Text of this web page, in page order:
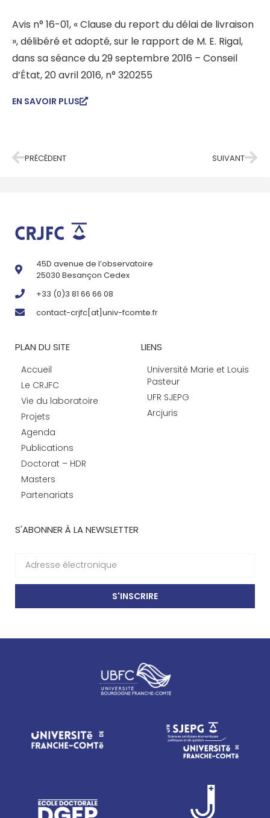
Avis n° 16-01, « Clause du report du délai de livraison
», délibéré et adopté, sur le rapport de M. E. Rigal,
dans sa séance du 29 septembre 2016 – Conseil
d’État, 20 avril 2016, n° 320255
EN SAVOIR PLUS
PRÉCÉDENT SUIVANT
45D avenue de l’observatoire
25030 Besançon Cedex
+33 (0)3 81 66 66 08
contact-crjfc[at]univ-fcomte.fr
PLAN DU SITE
Accueil
Le CRJFC
Vie du laboratoire
Projets
Agenda
Publications
Doctorat – HDR
Masters
Partenariats
LIENS
Université Marie et Louis
Pasteur
UFR SJEPG
Arcjuris
S'ABONNER À LA NEWSLETTER
S'INSCRIRE